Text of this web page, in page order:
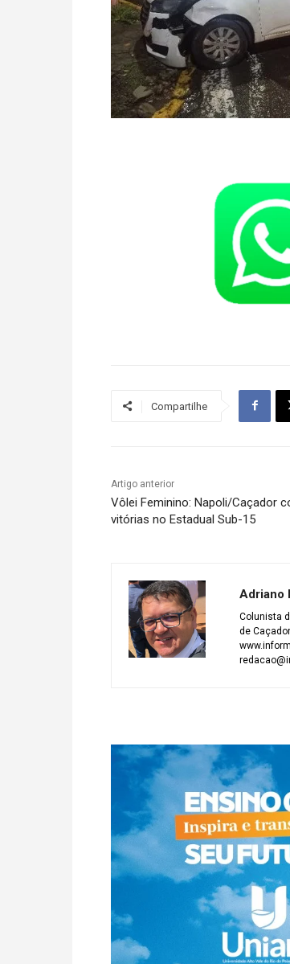
Compartilhe
Artigo anterior
Vôlei Feminino: Napoli/Caçador
vitórias no Estadual Sub-15
Adriano
Colunista
de